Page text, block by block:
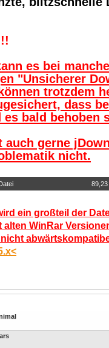
es bei
"Unsicherer
trotzdem
dass
es bald behoben
auch gerne
nicht.
89,23
ein großteil der
alten WinRar